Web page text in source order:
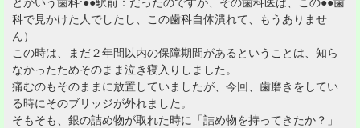
とかいう歯科:●●駅前：だったのですが、その歯科医は、この●●歯
科で見かけた人でしたし、この歯科自体潰れて、もうありませ
ん）
この時は、まだ２年間以内の保障期間があるということは、知ら
なかったためそのまま泣き寝入りしました。
痛むのもそのままに放置していましたが、今回、歯磨きをしてい
る時にそのブリッジが外れました。
そもそも、銀の詰め物が取れた時に「詰め物を持ってきたか？」